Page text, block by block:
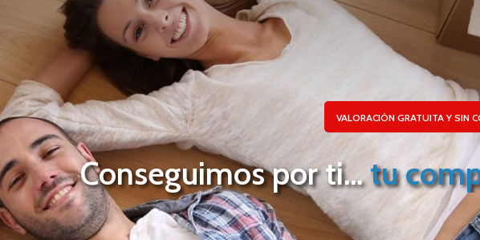
VALORACIÓN GRATUITA Y SIN
Conseguimos por ti... tu
tu